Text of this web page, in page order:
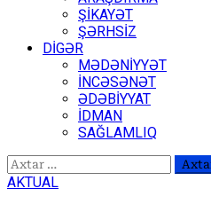
ŞİKAYƏT
ŞƏRHSİZ
DİGƏR
MƏDƏNİYYƏT
İNCƏSƏNƏT
ƏDƏBİYYAT
İDMAN
SAĞLAMLIQ
Axtarış:
AKTUAL